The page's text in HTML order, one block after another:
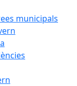
municipals